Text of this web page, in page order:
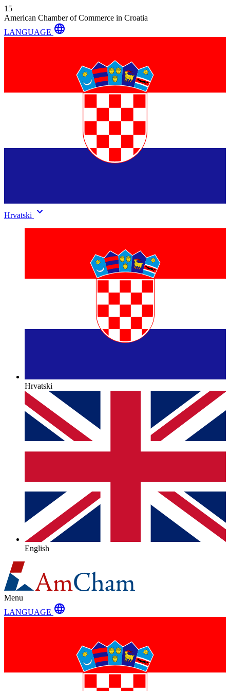
15
American Chamber of Commerce in Croatia
LANGUAGE language
Hrvatski keyboard_arrow_down
Hrvatski
English
Menu
LANGUAGE language